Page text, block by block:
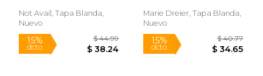
Not Avail, Tapa Blanda,
Nuevo
Marie Dreier, Tapa Blanda,
Nuevo